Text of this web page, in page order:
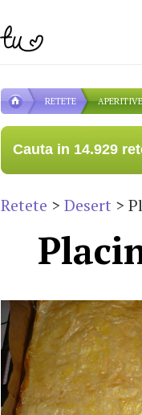
RETETE APERITIVE
Cauta in 14.929
Retete > Desert >